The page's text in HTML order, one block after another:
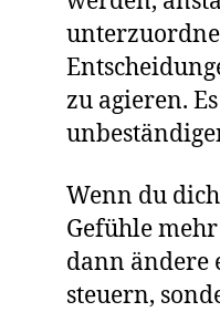
zu agieren.
Wenn du
Gefühle
dann ändere
steuern,